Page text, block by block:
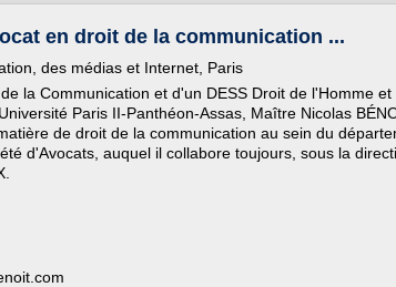
en droit de la communication ...
des médias et Internet, Paris
la Communication et d'un DESS Droit de l'Homme et
Paris II-Panthéon-Assas, Maître Nicolas
de droit de la communication au sein du
d'Avocats, auquel il collabore toujours, sous la